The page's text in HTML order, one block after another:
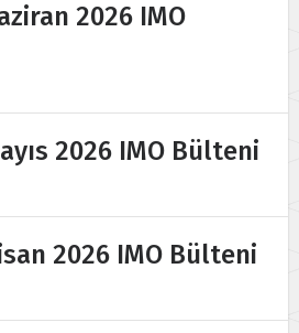
2026 IMO
2026 IMO Bülteni
2026 IMO Bülteni